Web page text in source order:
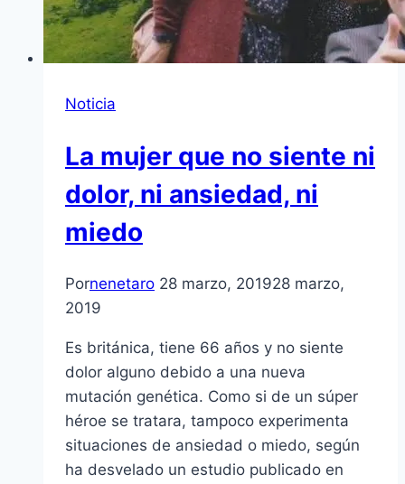
Noticia
La mujer que no siente ni
dolor, ni ansiedad, ni
miedo
Pornenetaro 28 marzo, 201928 marzo,
2019
Es británica, tiene 66 años y no siente
dolor alguno debido a una nueva
mutación genética. Como si de un súper
héroe se tratara, tampoco experimenta
situaciones de ansiedad o miedo, según
ha desvelado un estudio publicado en